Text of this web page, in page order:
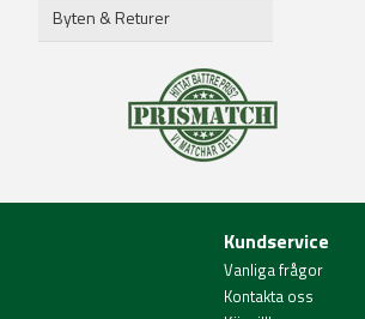
Byten & Returer
Kundservice
Vanliga frågor
Kontakta oss